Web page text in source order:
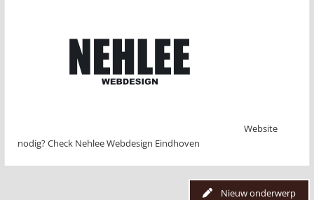
Website
nodig? Check Nehlee Webdesign Eindhoven
Nieuw onderwerp